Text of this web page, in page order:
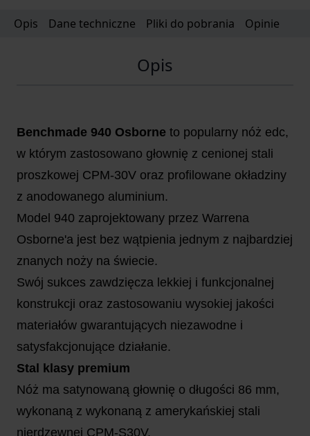
Opis Dane techniczne Pliki do pobrania Opinie
Opis
Benchmade 940 Osborne to popularny nóż edc,
w którym zastosowano głownię z cenionej stali
proszkowej CPM-30V oraz profilowane okładziny
z anodowanego aluminium.
Model 940 zaprojektowany przez Warrena
Osborne'a jest bez wątpienia jednym z najbardziej
znanych noży na świecie.
Swój sukces zawdzięcza lekkiej i funkcjonalnej
konstrukcji oraz zastosowaniu wysokiej jakości
materiałów gwarantujących niezawodne i
satysfakcjonujące działanie.
Stal klasy premium
Nóż ma satynowaną głownię o długości 86 mm,
wykonaną z wykonaną z amerykańskiej stali
nierdzewnej CPM-S30V.